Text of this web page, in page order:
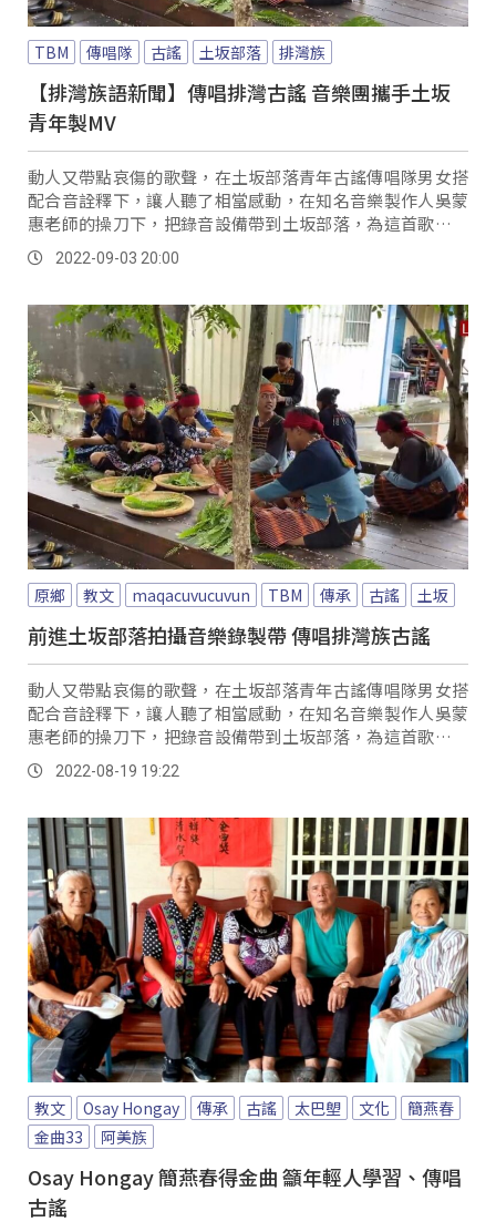
TBM 傳唱隊 古謠 土坂部落 排灣族
【排灣族語新聞】傳唱排灣古謠 音樂團攜手土坂
青年製MV
動人又帶點哀傷的歌聲，在土坂部落青年古謠傳唱隊男女搭
配合音詮釋下，讓人聽了相當感動，在知名音樂製作人吳蒙
惠老師的操刀下，把錄音設備帶到土坂部落，為這首歌錄製
成專業的音樂作品，把古謠傳承和推廣帶向另一個層次。
2022-09-03 20:00
原鄉 教文 maqacuvucuvun TBM 傳承 古謠 土坂
前進土坂部落拍攝音樂錄製帶 傳唱排灣族古謠
動人又帶點哀傷的歌聲，在土坂部落青年古謠傳唱隊男女搭
配合音詮釋下，讓人聽了相當感動，在知名音樂製作人吳蒙
惠老師的操刀下，把錄音設備帶到土坂部落，為這首歌錄製
成專業的音樂作品，把古謠傳承和推廣帶向另一個層次。
2022-08-19 19:22
教文 Osay Hongay 傳承 古謠 太巴塱 文化
簡燕春
金曲33
阿美族
Osay Hongay 簡燕春得金曲 籲年輕人學習、傳唱
古謠